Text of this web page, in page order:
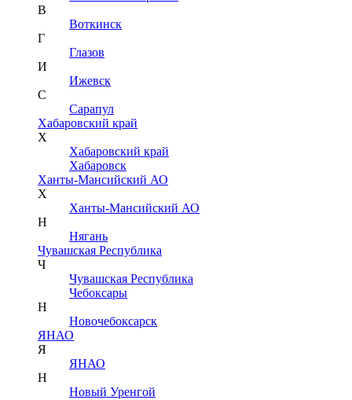
В
Воткинск
Г
Глазов
И
Ижевск
С
Сарапул
Хабаровский край
Х
Хабаровский край
Хабаровск
Ханты-Мансийский АО
Х
Ханты-Мансийский АО
Н
Нягань
Чувашская Республика
Ч
Чувашская Республика
Чебоксары
Н
Новочебоксарск
ЯНАО
Я
ЯНАО
Н
Новый Уренгой